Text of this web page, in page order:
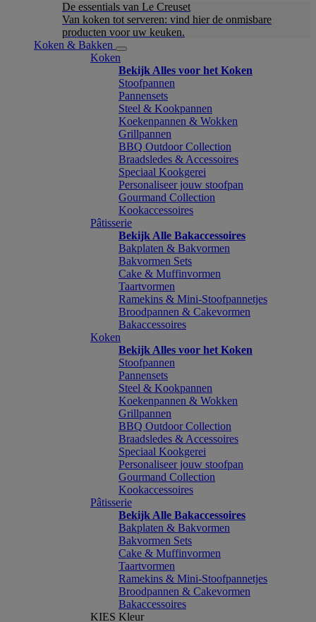
De essentials van Le Creuset
Van koken tot serveren: vind hier de onmisbare
producten voor uw keuken.
Koken & Bakken
Koken
Bekijk Alles voor het Koken
Stoofpannen
Pannensets
Steel & Kookpannen
Koekenpannen & Wokken
Grillpannen
BBQ Outdoor Collection
Braadsledes & Accessoires
Speciaal Kookgerei
Personaliseer jouw stoofpan
Gourmand Collection
Kookaccessoires
Pâtisserie
Bekijk Alle Bakaccessoires
Bakplaten & Bakvormen
Bakvormen Sets
Cake & Muffinvormen
Taartvormen
Ramekins & Mini-Stoofpannetjes
Broodpannen & Cakevormen
Bakaccessoires
Koken
Bekijk Alles voor het Koken
Stoofpannen
Pannensets
Steel & Kookpannen
Koekenpannen & Wokken
Grillpannen
BBQ Outdoor Collection
Braadsledes & Accessoires
Speciaal Kookgerei
Personaliseer jouw stoofpan
Gourmand Collection
Kookaccessoires
Pâtisserie
Bekijk Alle Bakaccessoires
Bakplaten & Bakvormen
Bakvormen Sets
Cake & Muffinvormen
Taartvormen
Ramekins & Mini-Stoofpannetjes
Broodpannen & Cakevormen
Bakaccessoires
KIES Kleur